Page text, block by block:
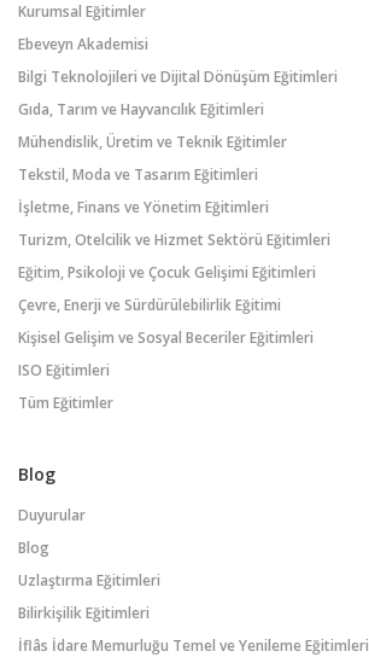
Kurumsal Eğitimler
Ebeveyn Akademisi
Bilgi Teknolojileri ve Dijital Dönüşüm Eğitimleri
Gıda, Tarım ve Hayvancılık Eğitimleri
Mühendislik, Üretim ve Teknik Eğitimler
Tekstil, Moda ve Tasarım Eğitimleri
İşletme, Finans ve Yönetim Eğitimleri
Turizm, Otelcilik ve Hizmet Sektörü Eğitimleri
Eğitim, Psikoloji ve Çocuk Gelişimi Eğitimleri
Çevre, Enerji ve Sürdürülebilirlik Eğitimi
Kişisel Gelişim ve Sosyal Beceriler Eğitimleri
ISO Eğitimleri
Tüm Eğitimler
Blog
Duyurular
Blog
Uzlaştırma Eğitimleri
Bilirkişilik Eğitimleri
İflâs İdare Memurluğu Temel ve Yenileme Eğitimleri